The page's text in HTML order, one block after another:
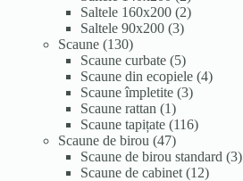
produse
Saltele 160x200 22
Saltele 90x200 33
Scaune 130130
de
produse
Scaune curbate 55
produse
Scaune din ecopiele 44
Scaune împletite 33
Scaune rattan 11
produs
Scaune tapițate 116116
Scaune de birou 4747
de
produse
Scaune de birou standard 33
Scaune de cabinet 1212